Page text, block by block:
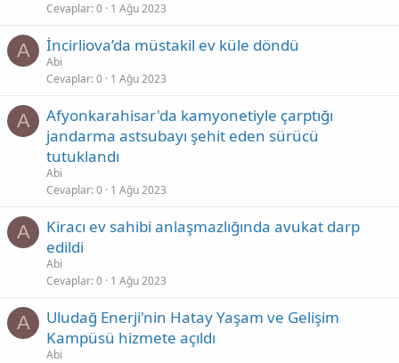
Cevaplar 0 1 Ağu 2023
A İncirliova’da müstakil ev küle döndü
Abi
Cevaplar 0 1 Ağu 2023
A
Afyonkarahisar'da kamyonetiyle çarptığı
jandarma astsubayı şehit eden sürücü
tutuklandı
Abi
Cevaplar 0 1 Ağu 2023
A
Kiracı ev sahibi anlaşmazlığında avukat darp
edildi
Abi
Cevaplar 0 1 Ağu 2023
A
Uludağ Enerji'nin Hatay Yaşam ve Gelişim
Kampüsü hizmete açıldı
Abi